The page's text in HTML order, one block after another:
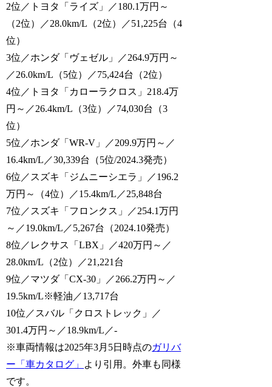
2位／トヨタ「ライズ」／180.1万円～
（2位）／28.0km/L（2位）／51,225台（4
位）
3位／ホンダ「ヴェゼル」／264.9万円～
／26.0km/L（5位）／75,424台（2位）
4位／トヨタ「カローラクロス」218.4万
円～／26.4km/L（3位）／74,030台（3
位）
5位／ホンダ「WR-V」／209.9万円～／
16.4km/L／30,339台（5位/2024.3発売）
6位／スズキ「ジムニーシエラ」／196.2
万円～（4位）／15.4km/L／25,848台
7位／スズキ「フロンクス」／254.1万円
～／19.0km/L／5,267台（2024.10発売）
8位／レクサス「LBX」／420万円～／
28.0km/L（2位）／21,221台
9位／マツダ「CX-30」／266.2万円～／
19.5km/L※軽油／13,717台
10位／スバル「クロストレック」／
301.4万円～／18.9km/L／-
※車両情報は2025年3月5日時点のガリバ
ー「車カタログ」
より引用。外車も同様
です。